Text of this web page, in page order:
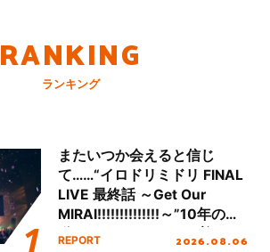
RANKING
ランキング
またいつか会えると信じ
て……“イロドリミドリ FINAL
LIVE 最終話 ～Get Our
MIRAI!!!!!!!!!!!!!!～”10年の活
動を経てファイナルを迎える
REPORT 2026.08.06